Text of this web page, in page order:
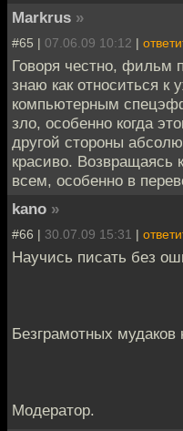
Markrus »
#65 | 07.06.09 10:12 |
Говоря честно, фильм
знаю как относиться
компьютерным
зло, особенно когда
другой стороны
красиво. Возвращаясь
всем, особенно в
kano »
#66 | 30.07.09 15:31 |
Научись писать без
Безграмотных мудаков
Модератор.